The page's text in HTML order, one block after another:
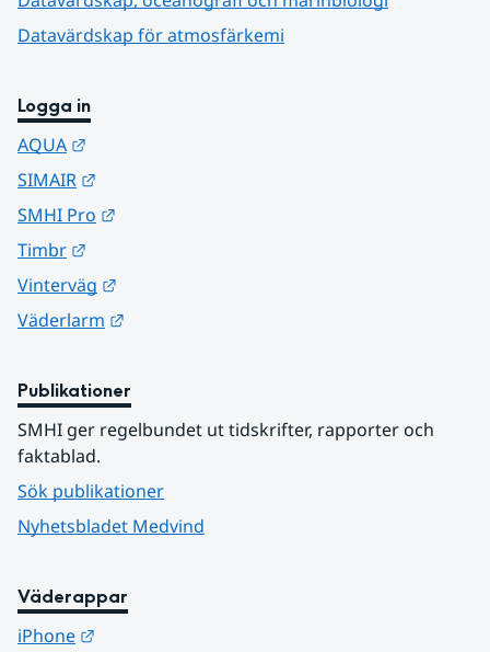
Datavärdskap för atmosfärkemi
Logga in
AQUA
SIMAIR
SMHI Pro
Timbr
Vinterväg
Väderlarm
Publikationer
SMHI ger regelbundet ut tidskrifter, rapporter och
faktablad.
Sök publikationer
Nyhetsbladet Medvind
Väderappar
iPhone